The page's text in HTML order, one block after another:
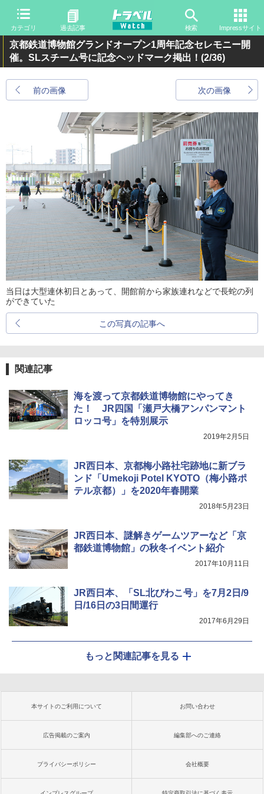
カテゴリ 過去記事 検索 Impressサイト
京都鉄道博物館グランドオープン1周年記念セレモニー開
催。SLスチーム号に記念ヘッドマーク掲出！ (2/36)
前の画像 次の画像
当日は大型連休初日とあって、開館前から家族連れなどで長蛇の列
ができていた
この写真の記事へ
関連記事
海を渡って京都鉄道博物館にやってき
た！ JR四国「瀬戸大橋アンパンマント
ロッコ号」を特別展示
2019年2月5日
JR西日本、京都梅小路社宅跡地に新ブラ
ンド「Umekoji Potel KYOTO（梅小路ポ
テル京都）」を2020年春開業
2018年5月23日
JR西日本、謎解きゲームツアーなど「京
都鉄道博物館」の秋冬イベント紹介
2017年10月11日
JR西日本、「SL北びわこ号」を7月2日/9
日/16日の3日間運行
2017年6月29日
もっと関連記事を見る
本サイトのご利用について お問い合わせ
広告掲載のご案内 編集部へのご連絡
プライバシーポリシー 会社概要